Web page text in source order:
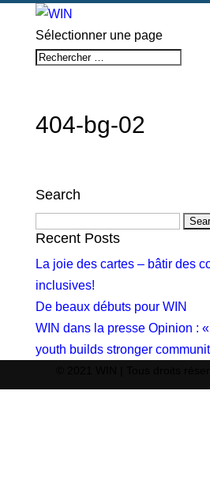
Sélectionner une page
404-bg-02
Search
Search
for:
Recent Posts
La joie des cartes – bâtir des
inclusives!
De beaux débuts pour WIN
WIN dans la presse Opinion :
youth builds stronger